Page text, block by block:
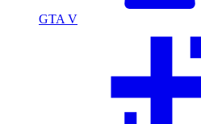
GTA V